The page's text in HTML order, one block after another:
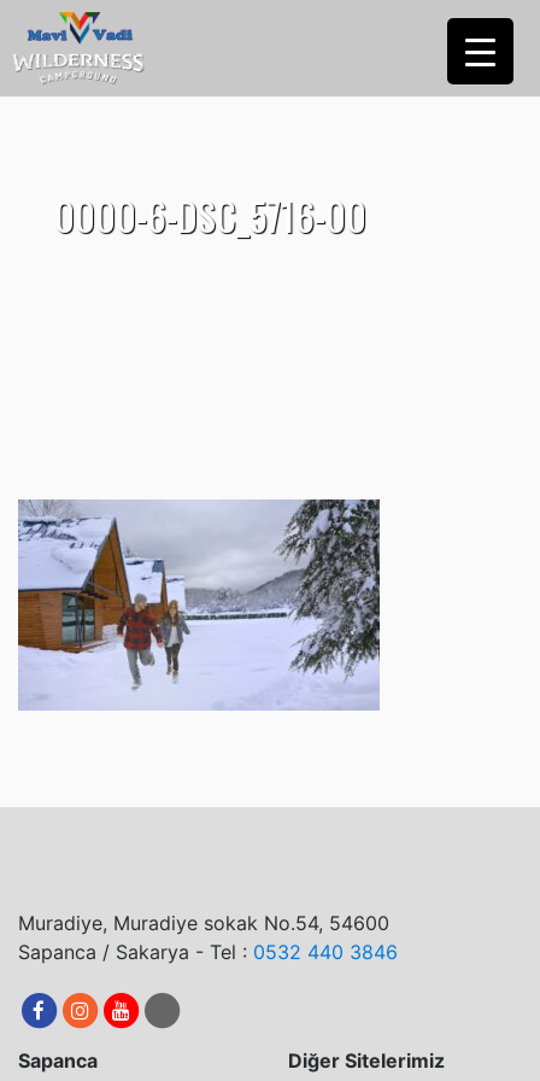
0000-6-DSC_5716-00
Muradiye, Muradiye sokak No.54, 54600
Sapanca / Sakarya - Tel : 0532 440 3846
Sapanca Diğer Sitelerimiz